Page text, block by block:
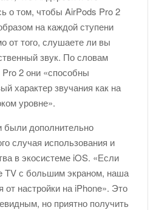
о том, чтобы AirPods Pro 2
на каждой ступени
от того, слушаете ли вы
звук. По словам
2 они «способны
характер звучания как на
уровне».
были дополнительно
случая использования и
в экосистеме iOS. «Если
TV с большим экраном, наша
от настройки на iPhone». Это
но приятно получить